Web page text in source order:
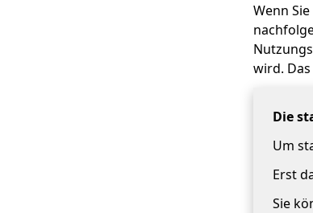
Wenn
wird.
Die
Um
Erst
Sie